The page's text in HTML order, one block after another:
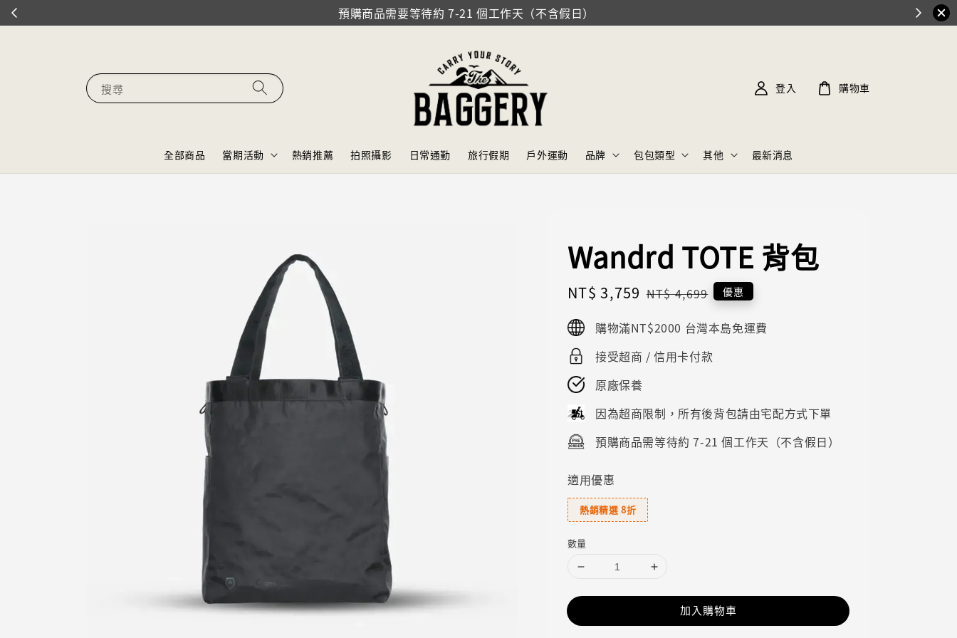
預購商品需要等待約 7-21 個工作天（不含假日）
搜尋
全部商品 當期活動 熱銷推薦 拍照攝影 日常通勤 旅行假期 戶外運動 品牌 包包類型 其他 最新消息
登入 購物車
Wandrd TOTE 背包
Sale
price
NT$ 3,759 Regular
NT$ 4,699 優惠
購物滿NT$2000 台灣本島免運費
接受超商 / 信用卡付款
原廠保養
因為超商限制，所有後背包請由宅配方式下單
預購商品需等待約 7-21 個工作天（不含假日）
適用優惠
熱銷精選 8折
數量
加入購物車